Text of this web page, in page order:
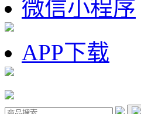
微信小程序
APP下载